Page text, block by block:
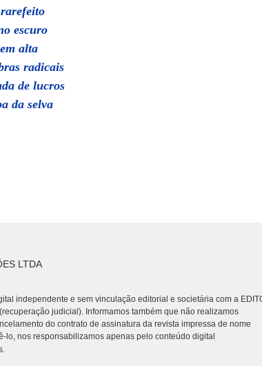
escuro
alta
radicais
de lucros
da selva
LTDA
independente e sem vinculação editorial e societária com a
judicial). Informamos também que não realizamos
do contrato de assinatura da revista impressa de nome
lo, nos responsabilizamos apenas pelo conteúdo digital